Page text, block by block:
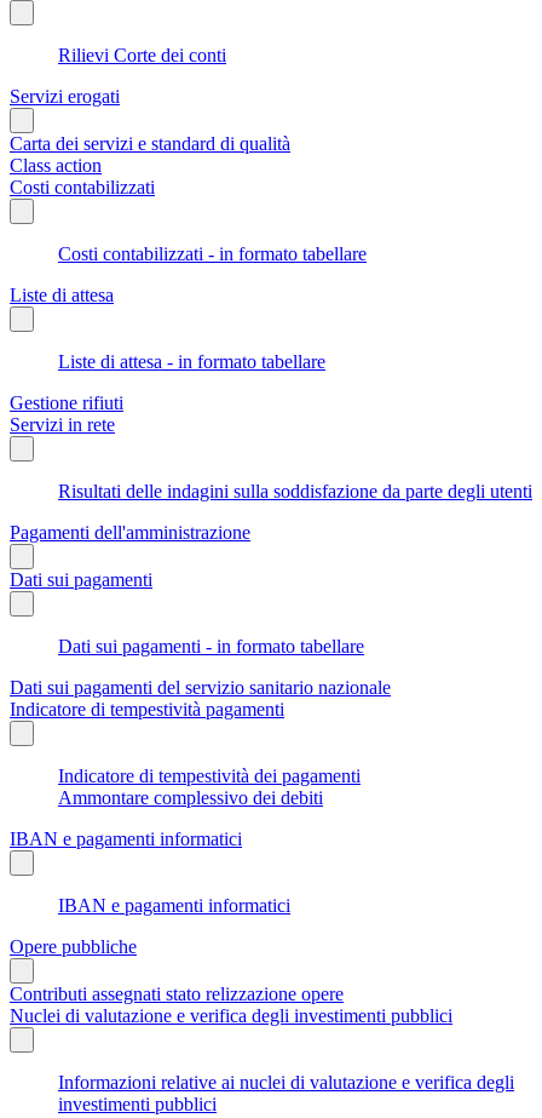
Rilievi Corte dei conti
Servizi erogati
Carta dei servizi e standard di qualità
Class action
Costi contabilizzati
Costi contabilizzati - in formato tabellare
Liste di attesa
Liste di attesa - in formato tabellare
Gestione rifiuti
Servizi in rete
Risultati delle indagini sulla soddisfazione da parte degli utenti
Pagamenti dell'amministrazione
Dati sui pagamenti
Dati sui pagamenti - in formato tabellare
Dati sui pagamenti del servizio sanitario nazionale
Indicatore di tempestività pagamenti
Indicatore di tempestività dei pagamenti
Ammontare complessivo dei debiti
IBAN e pagamenti informatici
IBAN e pagamenti informatici
Opere pubbliche
Contributi assegnati stato relizzazione opere
Nuclei di valutazione e verifica degli investimenti pubblici
Informazioni relative ai nuclei di valutazione e verifica degli
investimenti pubblici